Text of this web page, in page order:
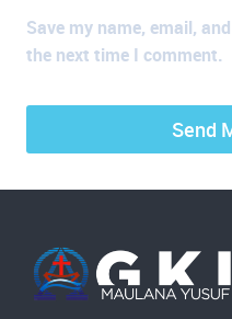
Save my name, email,
the next time I comment.